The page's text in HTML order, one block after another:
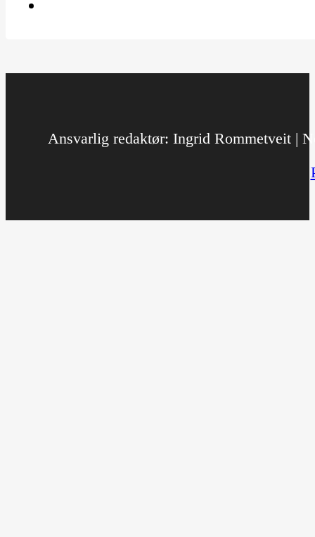
Ansvarlig redaktør: Ingrid Rommetveit |